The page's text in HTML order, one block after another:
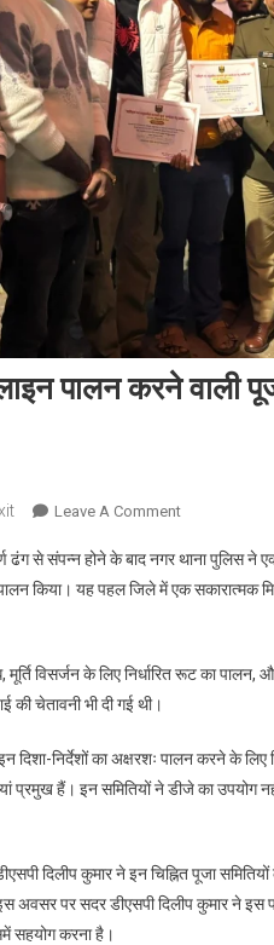
पालन करने वाली
Leave A CommentOn
की
खबर
पालन
पूजा
समितियों
सम्मान,
दिया
ढंग से संपन्न होने के बाद नगर थाना पुलिस
पालन किया। यह पहल जिले में एक
विसर्जन के लिए निर्धारित रूट का पालन,
की चेतावनी भी दी गई थी।
दिशा-निर्देशों का अक्षरशः पालन करने के लिए
हैं। इन समितियों ने डीजे का उपयोग नहीं
दिलीप कुमार ने इन चिह्नित पूजा
अवसर पर सदर डीएसपी दिलीप कुमार ने
सहयोग करना है।